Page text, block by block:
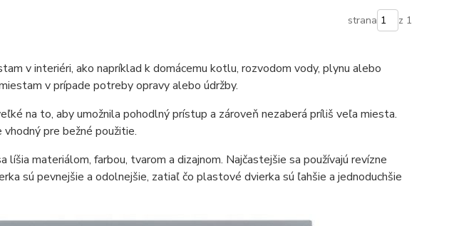
strana z 1
v interiéri, ako napríklad k domácemu kotlu, rozvodom vody, plynu alebo
v prípade potreby opravy alebo údržby.
na to, aby umožnila pohodlný prístup a zároveň nezaberá príliš veľa miesta.
pre bežné použitie.
materiálom, farbou, tvarom a dizajnom. Najčastejšie sa používajú revízne
sú pevnejšie a odolnejšie, zatiaľ čo plastové dvierka sú ľahšie a jednoduchšie